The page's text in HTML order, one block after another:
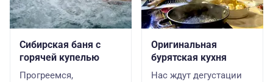
Сибирская баня с
горячей купелью
Прогреемся,
Оригинальная
бурятская кухня
Наc ждут дегустации